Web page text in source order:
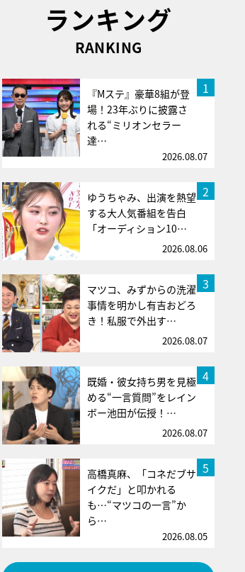
ランキング
RANKING
1
『Mステ』豪華8組が登
場！23年ぶりに披露さ
れる“ミリオンセラー
達…
2026.08.07
2
ゆうちゃみ、出演を熱望
する大人気番組を告白
「オーディション10…
2026.08.06
3
マツコ、みずからの洗濯
事情を明かし有吉おどろ
き！私服で外出す…
2026.08.07
4
既婚・彼女持ち男を見極
める“一言質問”をレイン
ボー池田が伝授！…
2026.08.07
5
高橋真麻、「コネだブサ
イクだ」と叩かれる
も…“マツコの一言”か
ら…
2026.08.05